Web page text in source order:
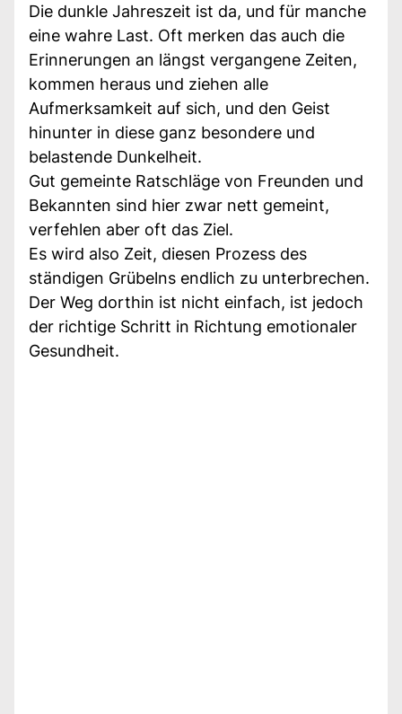
Die dunkle Jahreszeit ist da, und für manche
eine wahre Last. Oft merken das auch die
Erinnerungen an längst vergangene Zeiten,
kommen heraus und ziehen alle
Aufmerksamkeit auf sich, und den Geist
hinunter in diese ganz besondere und
belastende Dunkelheit.
Gut gemeinte Ratschläge von Freunden und
Bekannten sind hier zwar nett gemeint,
verfehlen aber oft das Ziel.
Es wird also Zeit, diesen Prozess des
ständigen Grübelns endlich zu unterbrechen.
Der Weg dorthin ist nicht einfach, ist jedoch
der richtige Schritt in Richtung emotionaler
Gesundheit.